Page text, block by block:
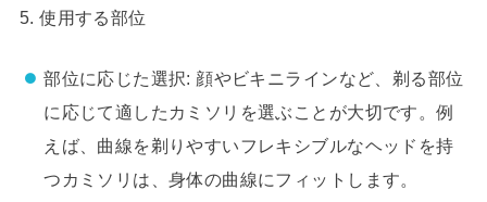
5. 使用する部位
部位に応じた選択: 顔やビキニラインなど、剃る部位
に応じて適したカミソリを選ぶことが大切です。例
えば、曲線を剃りやすいフレキシブルなヘッドを持
つカミソリは、身体の曲線にフィットします。